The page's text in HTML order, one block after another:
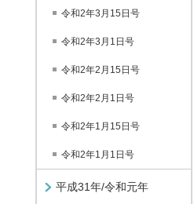
令和2年3月15日号
令和2年3月1日号
令和2年2月15日号
令和2年2月1日号
令和2年1月15日号
令和2年1月1日号
平成31年/令和元年